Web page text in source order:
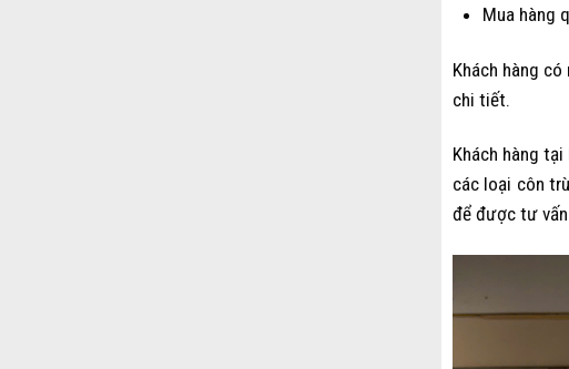
Mua hàng
Khách hàng
chi tiết.
Khách hàng
các loại côn
để được tư